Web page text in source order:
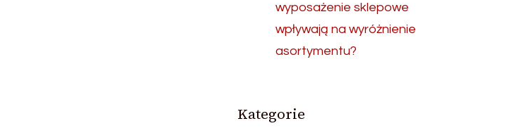
wyposażenie sklepowe
wpływają na wyróżnienie
asortymentu?
Kategorie